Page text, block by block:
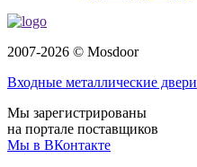
2007-2026 © Mosdoor
Входные металлические двери
Мы зарегистрированы
на портале поставщиков
Мы в ВКонтакте